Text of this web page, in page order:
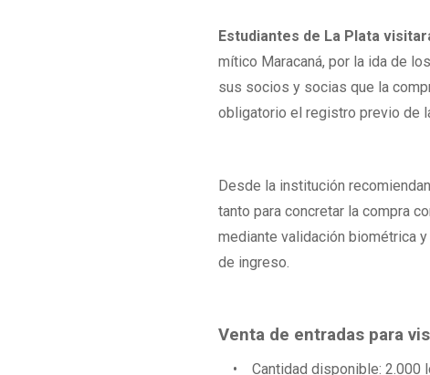
Estudiantes de La Plata
mítico Maracaná, por la ida de
sus socios y socias que la
obligatorio el registro previo de
Desde la institución
tanto para concretar la compra
mediante validación biométrica
de ingreso.
Venta de entradas para
• Cantidad disponible: 2.000